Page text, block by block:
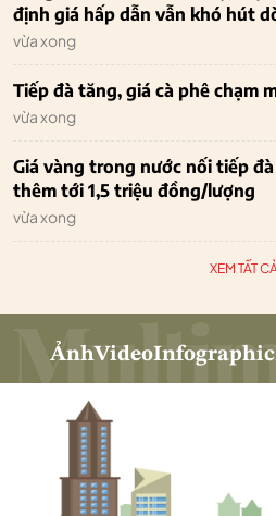
định giá hấp dẫn vẫn khó hút
vừa xong
Tiếp đà tăng, giá cà phê chạm
vừa xong
Giá vàng trong nước nối tiếp
thêm tới 1,5 triệu đồng/lượng
vừa xong
XEM TẤT
ẢnhVideoInfographic